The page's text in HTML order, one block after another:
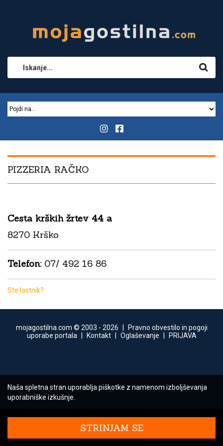
PIZZERIA RAČKO
Cesta krških žrtev 44 a
8270 Krško
Telefon:07/ 492 16 86
Ste lastnik?
mojagostilna.com © 2003 - 2026
Pravno obvestilo in pogoji
uporabe portala
Kontakt Oglaševanje PRIJAVA
Naša spletna stran uporablja piškotke z namenom izboljševanja
uporabniške izkušnje.
STRINJAM SE